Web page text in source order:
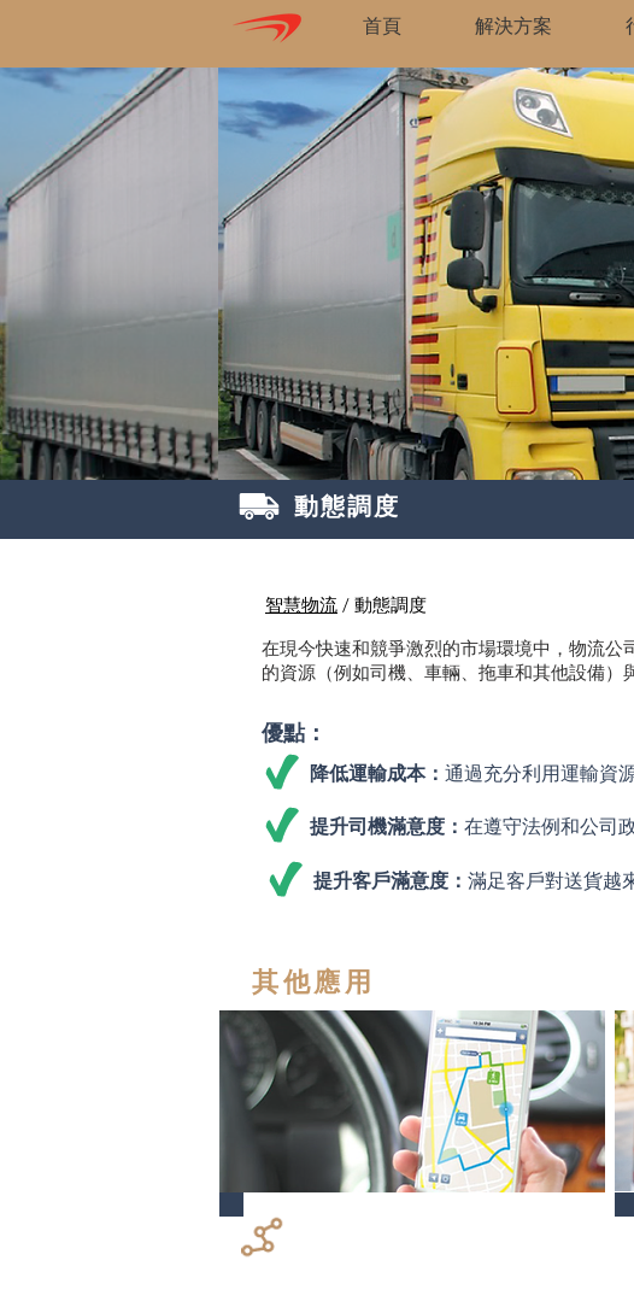
首頁 解決方案
動態調度
智慧物流 / 動態調度
在現今快速和競爭激烈的市場環境中，物流
的資源（例如司機、車輛、拖車和其他設備）
優點：
降低運輸成本： 通過充分利用運輸資
提升司機滿意度： 在遵守法例和公司
提升客戶滿意度： 滿足客戶對送貨越
其他應用